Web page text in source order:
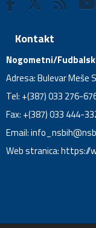
Kontakt
Nogometni/
Adresa: Bulevar Meše
Tel: +(387) 033 276-
Fax: +(387) 033 444-
Email:
Web stranica: https://